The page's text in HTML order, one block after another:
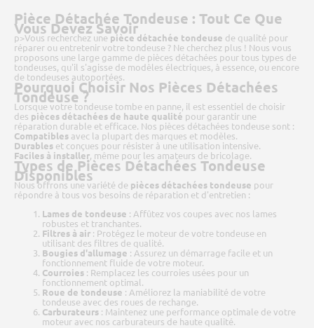
Pièce Détachée Tondeuse : Tout Ce Que
Vous Devez Savoir
p>Vous recherchez unepièce détachée tondeuse de qualité pour
réparer ou entretenir votre tondeuse ? Ne cherchez plus ! Nous vous
proposons une large gamme de pièces détachées pour tous types de
tondeuses, qu'il s'agisse de modèles électriques, à essence, ou encore
de tondeuses autoportées.
Pourquoi Choisir Nos Pièces Détachées
Tondeuse ?
Lorsque votre tondeuse tombe en panne, il est essentiel de choisir
des pièces détachées de haute qualité pour garantir une
réparation durable et efficace. Nos pièces détachées tondeuse sont :
Compatibles avec la plupart des marques et modèles.
Durables et conçues pour résister à une utilisation intensive.
Faciles à installer, même pour les amateurs de bricolage.
Types de Pièces Détachées Tondeuse
Disponibles
Nous offrons une variété de pièces détachées tondeuse pour
répondre à tous vos besoins de réparation et d'entretien :
Lames de tondeuse : Affûtez vos coupes avec nos lames
robustes et tranchantes.
Filtres à air : Protégez le moteur de votre tondeuse en
utilisant des filtres de qualité.
Bougies d'allumage : Assurez un démarrage facile et un
fonctionnement fluide de votre moteur.
Courroies : Remplacez les courroies usées pour un
fonctionnement optimal.
Roue de tondeuse : Améliorez la maniabilité de votre
tondeuse avec des roues de rechange.
Carburateurs : Maintenez une performance optimale de votre
moteur avec nos carburateurs de haute qualité.